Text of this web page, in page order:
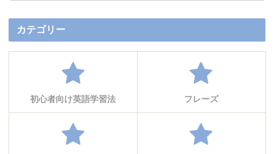
カテゴリー
初心者向け英語学習法 フレーズ